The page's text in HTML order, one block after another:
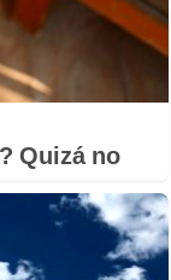
Quizá no